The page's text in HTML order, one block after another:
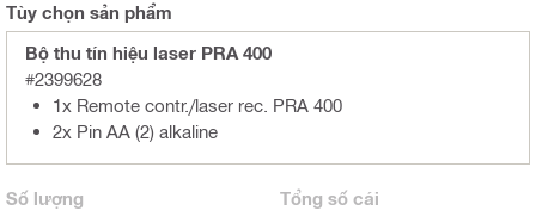
Tùy chọn sản phẩm
Bộ thu tín hiệu laser PRA 400
#2399628
1x Remote contr./laser rec. PRA 400
2x Pin AA (2) alkaline
Số lượng Tổng số cái